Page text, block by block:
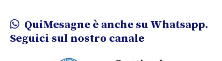
QuiMesagne è anche su Whatsapp.
Seguici sul nostro canale